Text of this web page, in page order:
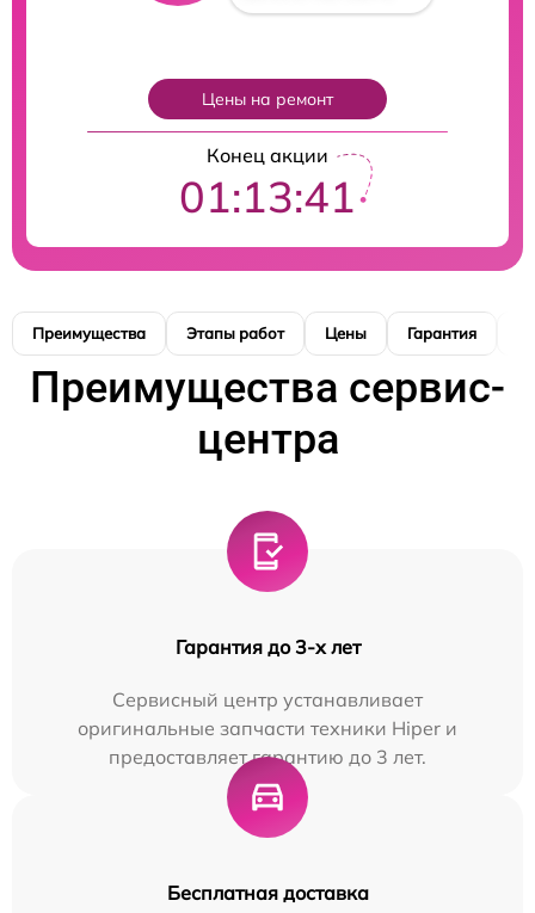
Цены на ремонт
Конец акции
01:13:40
Преимущества Этапы работ Цены Гарантия
Преимущества сервис-
центра
Гарантия до 3-х лет
Сервисный центр устанавливает
оригинальные запчасти техники Hiper и
предоставляет гарантию до 3 лет.
Бесплатная доставка